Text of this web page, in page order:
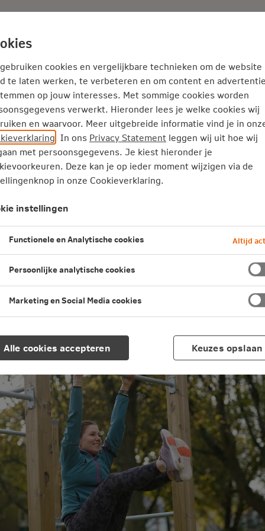
Adviseur Nieuws
Service en Contact
Gezondheid
(45): ‘Ik denk niet in beperkingen, maar kijk naar wat wel gaat'
(45): ‘Ik denk niet in
maar kijk naar wat
kreeg steeds vaker gekke blessures, uit het niets.
werd ze wakker met een gescheurde
lukte niet meer. De boosdoener? Een
van het bindweefsel. In deze interviewreeks
vertelt ze hoe ze toch bleef sporten.
leestijd · 29 juli 2026 Laatst bewerkt
cookies en vergelijkbare technieken om de website
te laten werken, te verbeteren en om content en
op jouw interesses. Met sommige cookies worden
verwerkt. Hieronder lees je welke cookies wij
en waarvoor. Meer uitgebreide informatie vind je in
. In ons Privacy Statement leggen wij uit hoe wij
met persoonsgegevens. Je kiest hieronder je
Deze kan je op ieder moment wijzigen via de
in onze Cookieverklaring.
Alle cookies accepteren
instellingen
Functionele en Analytische cookies Altijd
Persoonlijke analytische cookies
Marketing en Social Media cookies
Keuzes opslaan